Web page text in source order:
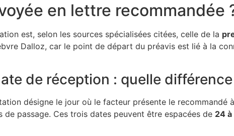
en lettre recommandée
est, selon les sources spécialisées citées, celle de la
Dalloz, car le point de départ du préavis est lié à la
de réception : quelle différence
désigne le jour où le facteur présente le recommandé à
passage. Ces trois dates peuvent être espacées de 24